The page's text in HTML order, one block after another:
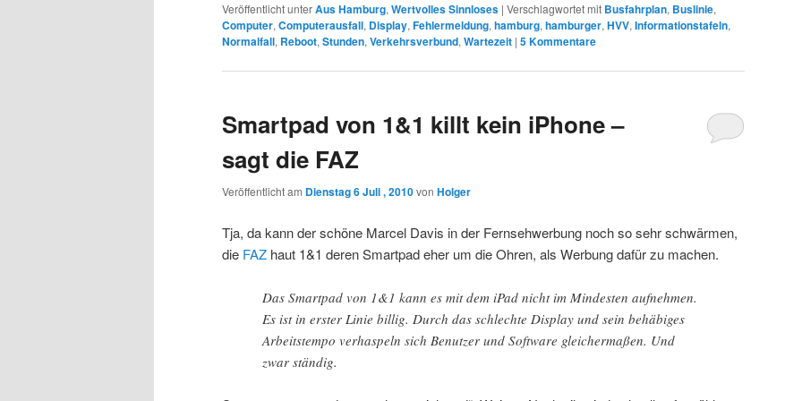
Veröffentlicht unterAus Hamburg, Wertvolles Sinnloses | Verschlagwortet mit Busfahrplan, Buslinie,
Computer, Computerausfall, Display, Fehlermeldung, hamburg, hamburger, HVV, Informationstafeln,
Normalfall, Reboot, Stunden, Verkehrsverbund, Wartezeit | 5Kommentare
Smartpad von 1&1 killt kein iPhone –
sagt die FAZ
Veröffentlicht am Dienstag 6 Juli , 2010von Holger
Tja, da kann der schöne Marcel Davis in der Fernsehwerbung noch so sehr schwärmen,
die FAZ haut 1&1 deren Smartpad eher um die Ohren, als Werbung dafür zu machen.
Das Smartpad von 1&1 kann es mit dem iPad nicht im Mindesten aufnehmen.
Es ist in erster Linie billig. Durch das schlechte Display und sein behäbiges
Arbeitstempo verhaspeln sich Benutzer und Software gleichermaßen. Und
zwar ständig.